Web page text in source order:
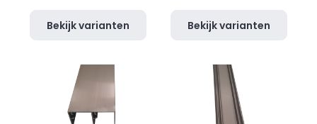
Bekijk varianten Bekijk varianten